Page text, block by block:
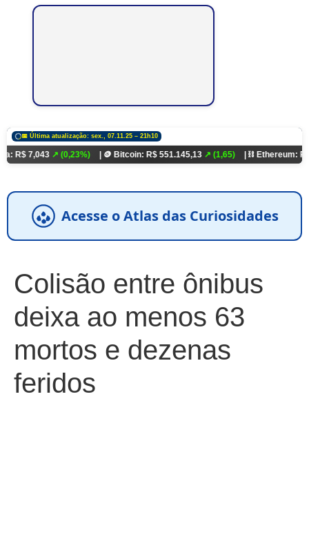
📅 Última atualização: sex., 07.11.25 – 21h10
↗ (0,23%) | 🪙 Bitcoin: R$ 551.145,13↗ (1,65) | ⛓️ Ethereum: R$
Acesse o Atlas das Curiosidades
Colisão entre ônibus
deixa ao menos 63
mortos e dezenas
feridos